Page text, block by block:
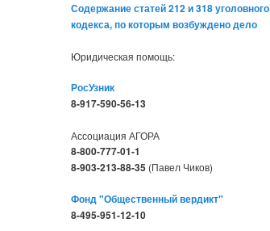
Содержание статей 212 и 318 уголовного
кодекса, по которым возбуждено дело
Юридическая помощь:
РосУзник
8-917-590-56-13
Ассоциация АГОРА
8-800-777-01-1
8-903-213-88-35 (Павел Чиков)
Фонд "Общественный вердикт"
8-495-951-12-10